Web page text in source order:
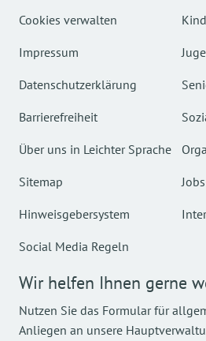
Cookies verwalten
Impressum
Datenschutzerklärung
Barrierefreiheit
Über uns in Leichter Sprache
Sitemap
Hinweisgebersystem
Social Media Regeln
Wir helfen Ihnen gerne
Nutzen Sie das Formular für
Anliegen an unsere